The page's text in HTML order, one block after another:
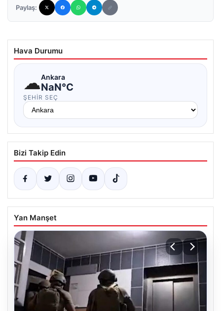
Paylaş:
Hava Durumu
☁Ankara
NaN°C
ŞEHIR SEÇ
Bizi Takip Edin
Yan Manşet